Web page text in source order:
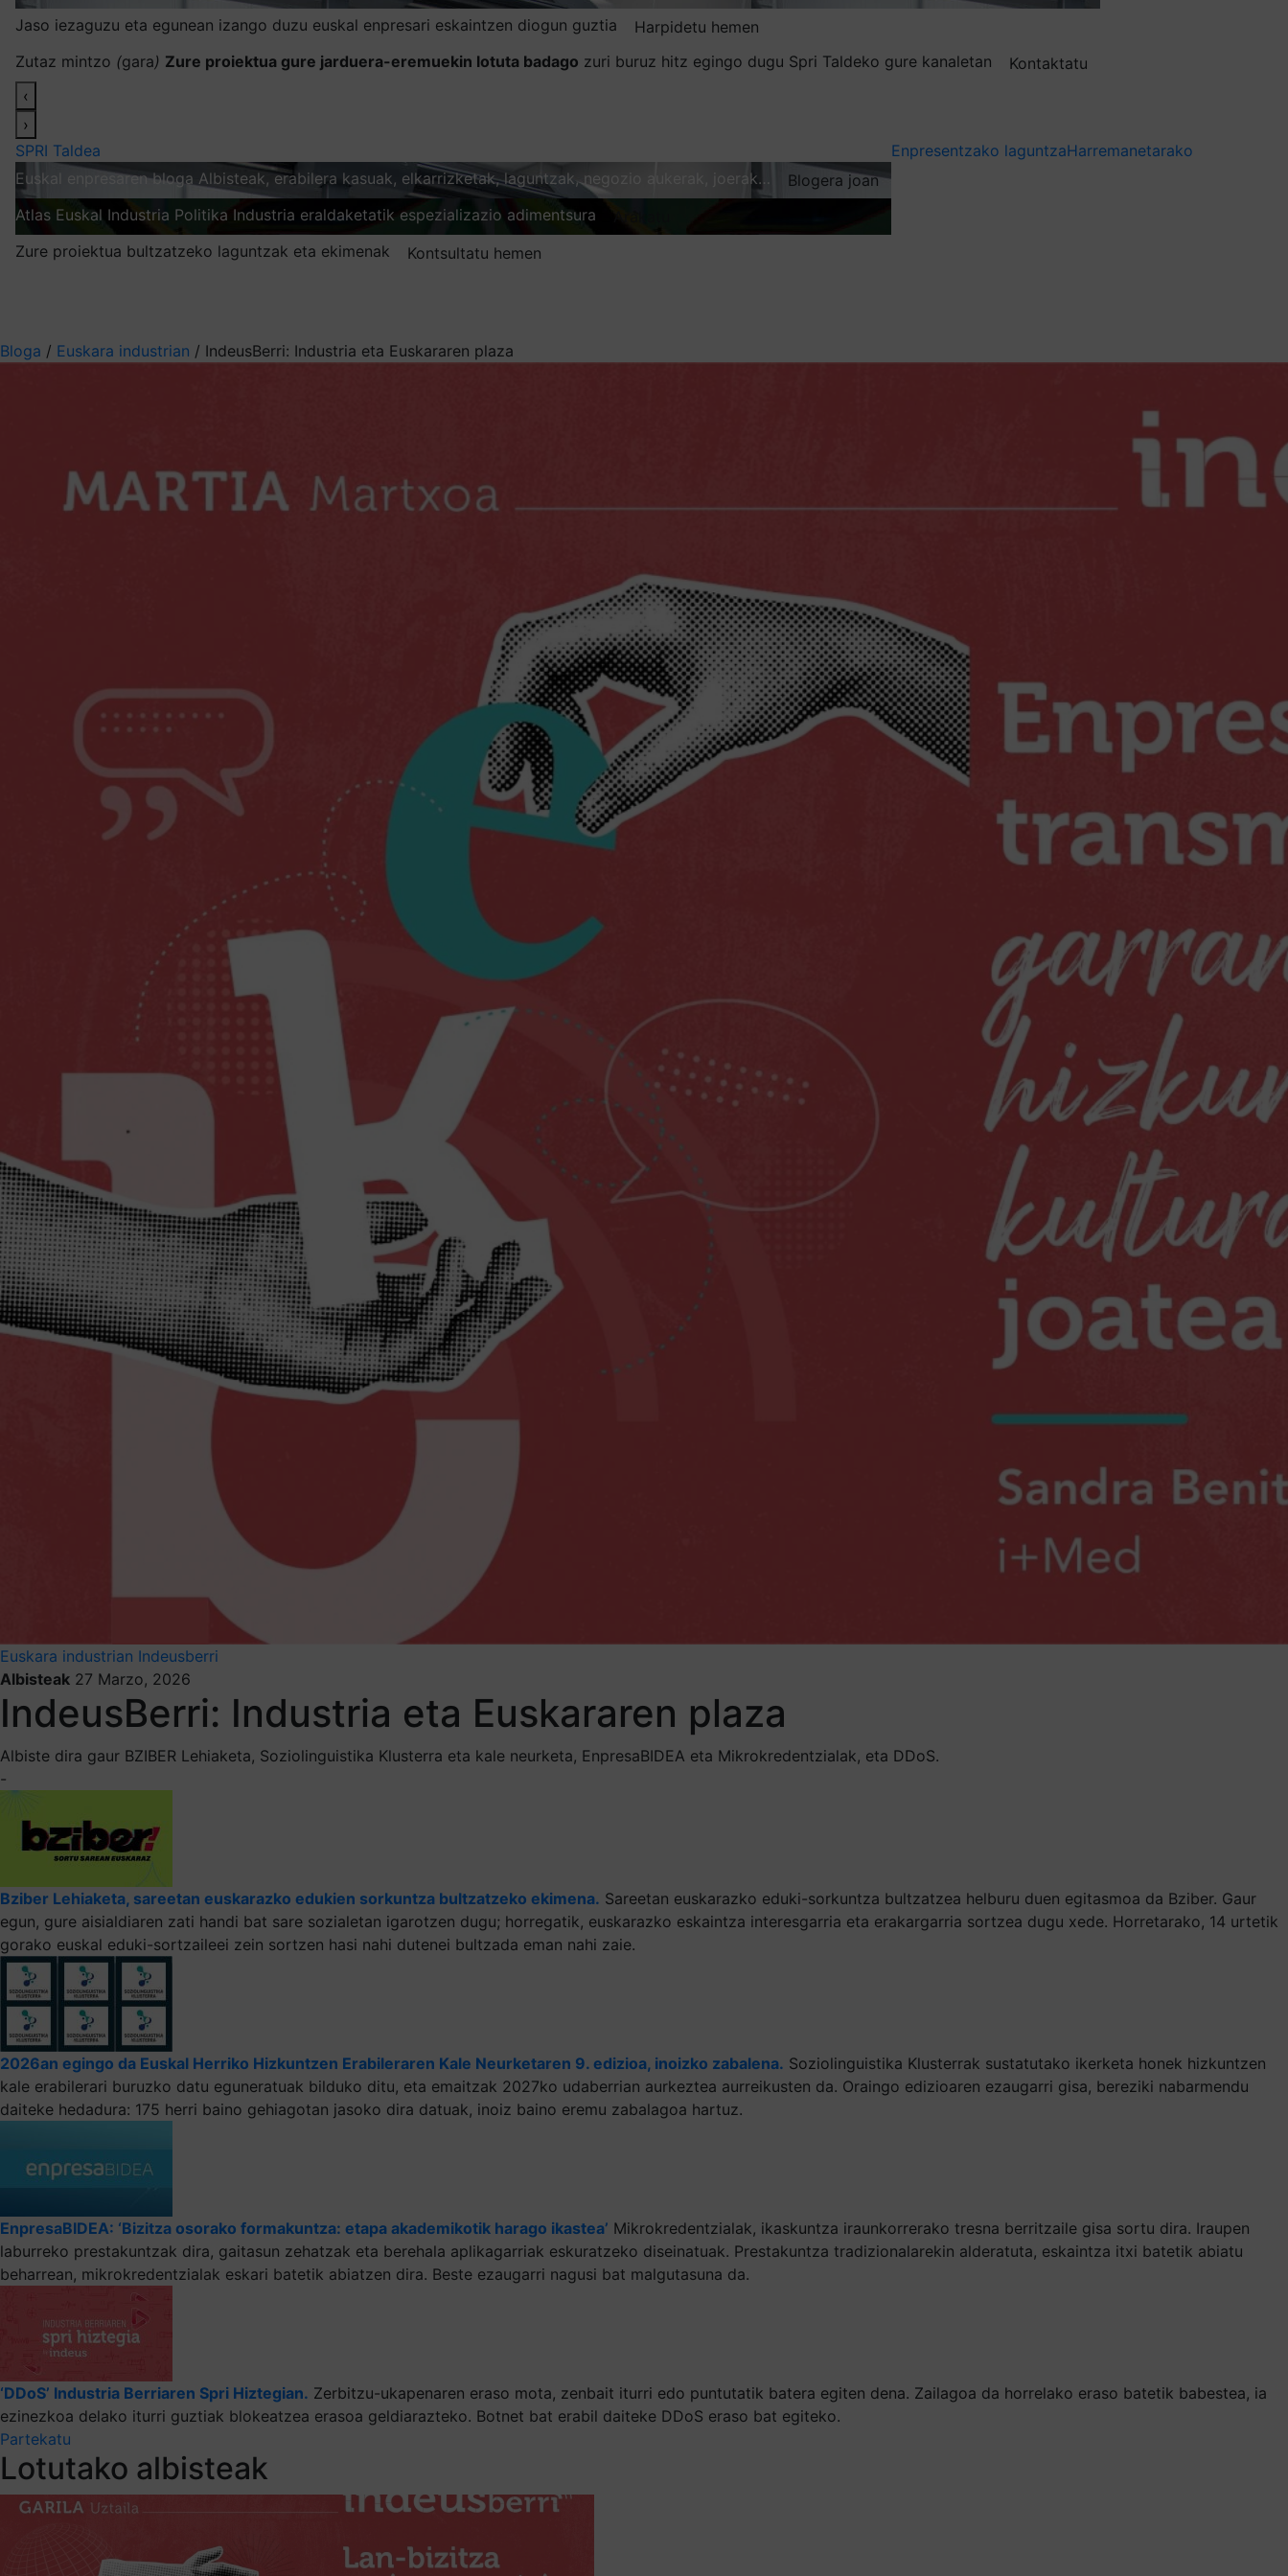
Jaso iezaguzu eta egunean izango duzu euskal enpresari eskaintzen diogun guztia
Harpidetu hemen
Zutaz mintzo (gara) Zure proiektua gure jarduera-eremuekin lotuta badago zuri buruz hitz egingo dugu Spri Taldeko gure kanaletan
Kontaktatu
‹
›
SPRI Taldea
Euskal enpresaren bloga Albisteak, erabilera kasuak, elkarrizketak, laguntzak, negozio aukerak, joerak…
Blogera joan
Atlas Euskal Industria Politika Industria eraldaketatik espezializazio adimentsura
Zure proiektua bultzatzeko laguntzak eta ekimenak
Kontsultatu hemen
Enpresentzako laguntzaHarremanetarako
Bloga / Euskara industrian / IndeusBerri: Industria eta Euskararen plaza
Euskara industrian Indeusberri
Albisteak 27 Marzo, 2026
IndeusBerri: Industria eta Euskararen plaza
Albiste dira gaur BZIBER Lehiaketa, Soziolinguistika Klusterra eta kale neurketa, EnpresaBIDEA eta Mikrokredentzialak, eta DDoS.
-
Bziber Lehiaketa, sareetan euskarazko edukien sorkuntza bultzatzeko ekimena. Sareetan euskarazko eduki-sorkuntza bultzatzea helburu duen egitasmoa da Bziber. Gaur
egun, gure aisialdiaren zati handi bat sare sozialetan igarotzen dugu; horregatik, euskarazko eskaintza interesgarria eta erakargarria sortzea dugu xede. Horretarako, 14 urtetik
gorako euskal eduki-sortzaileei zein sortzen hasi nahi dutenei bultzada eman nahi zaie.
2026an egingo da Euskal Herriko Hizkuntzen Erabileraren Kale Neurketaren 9. edizioa, inoizko zabalena. Soziolinguistika Klusterrak sustatutako ikerketa honek hizkuntzen
kale erabilerari buruzko datu eguneratuak bilduko ditu, eta emaitzak 2027ko udaberrian aurkeztea aurreikusten da. Oraingo edizioaren ezaugarri gisa, bereziki nabarmendu
daiteke hedadura: 175 herri baino gehiagotan jasoko dira datuak, inoiz baino eremu zabalagoa hartuz.
EnpresaBIDEA: ‘Bizitza osorako formakuntza: etapa akademikotik harago ikastea’ Mikrokredentzialak, ikaskuntza iraunkorrerako tresna berritzaile gisa sortu dira. Iraupen
laburreko prestakuntzak dira, gaitasun zehatzak eta berehala aplikagarriak eskuratzeko diseinatuak. Prestakuntza tradizionalarekin alderatuta, eskaintza itxi batetik abiatu
beharrean, mikrokredentzialak eskari batetik abiatzen dira. Beste ezaugarri nagusi bat malgutasuna da.
‘DDoS’ Industria Berriaren Spri Hiztegian. Zerbitzu-ukapenaren eraso mota, zenbait iturri edo puntutatik batera egiten dena. Zailagoa da horrelako eraso batetik babestea, ia
ezinezkoa delako iturri guztiak blokeatzea erasoa geldiarazteko. Botnet bat erabil daiteke DDoS eraso bat egiteko.
Partekatu
Lotutako albisteak